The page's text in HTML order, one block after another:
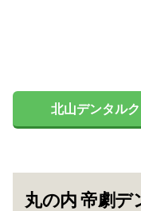
北山デンタル
丸の内 帝劇デ